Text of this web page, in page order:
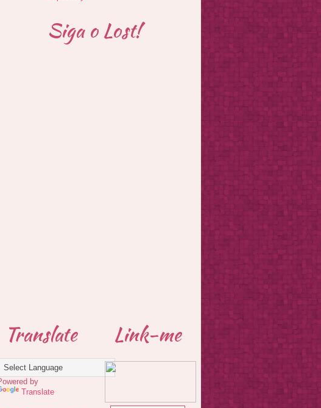
Siga o Lost!
Translate
by
Translate
Link-me